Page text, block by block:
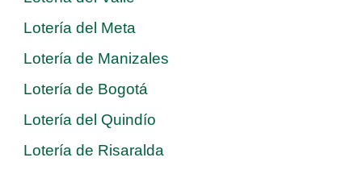
Lotería del Meta
Lotería de Manizales
Lotería de Bogotá
Lotería del Quindío
Lotería de Risaralda